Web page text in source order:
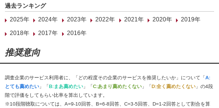
過去ランキング
2025年
2024年 2023年 2022年 2021年 2020年
2019年
2018年
2017年 2016年
推奨意向
調査企業のサービス利用者に、「どの程度その企業のサービスを推奨したいか」について「A:
とても薦めたい 」「B:まあ薦めたい 」「C:あまり薦めたくない 」「D:全く薦めたくない 」の4段
階で評価をしてもらい比率を算出しています。
※10段階聴取については、A=9-10回答、B=6-8回答、C=3-5回答、D=1-2回答として割合を算